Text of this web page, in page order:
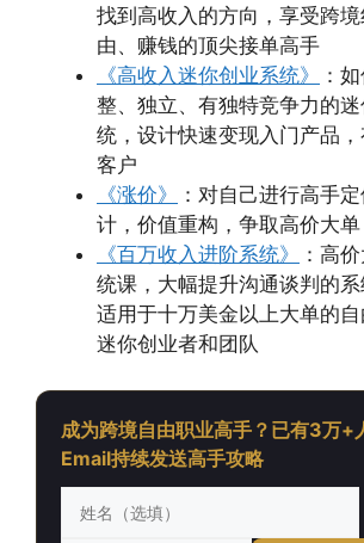
找到高收入的方向，享受跨
由、赚钱的顶尖接单高手
《高收入迷你创业系统》
：
整、独立、有独特竞争力的
统，设计快速变现入门产品
客户
《涨价》
：对自己进行高手
计，价值重构，争取高价大单
《百万收入进阶系统》
：高
统课，大幅提升沟通谈判的
适用于十万美金以上大单的自
迷你创业者和团队
成为跨境自由职业高手？已有3万+
Email持续发送高手攻略